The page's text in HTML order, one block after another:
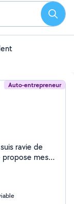
Auto-entrepreneur
ravie de
propose mes
,cours
disponible
serviable